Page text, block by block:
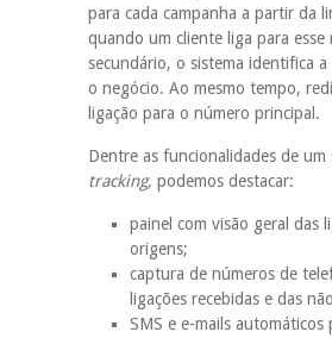
para cada campanha a partir da
quando um cliente liga para esse
secundário, o sistema identifica
o negócio. Ao mesmo tempo,
ligação para o número principal.
Dentre as funcionalidades de um
tracking, podemos destacar:
painel com visão geral das
origens;
captura de números de
ligações recebidas e das
SMS e e-mails automáticos